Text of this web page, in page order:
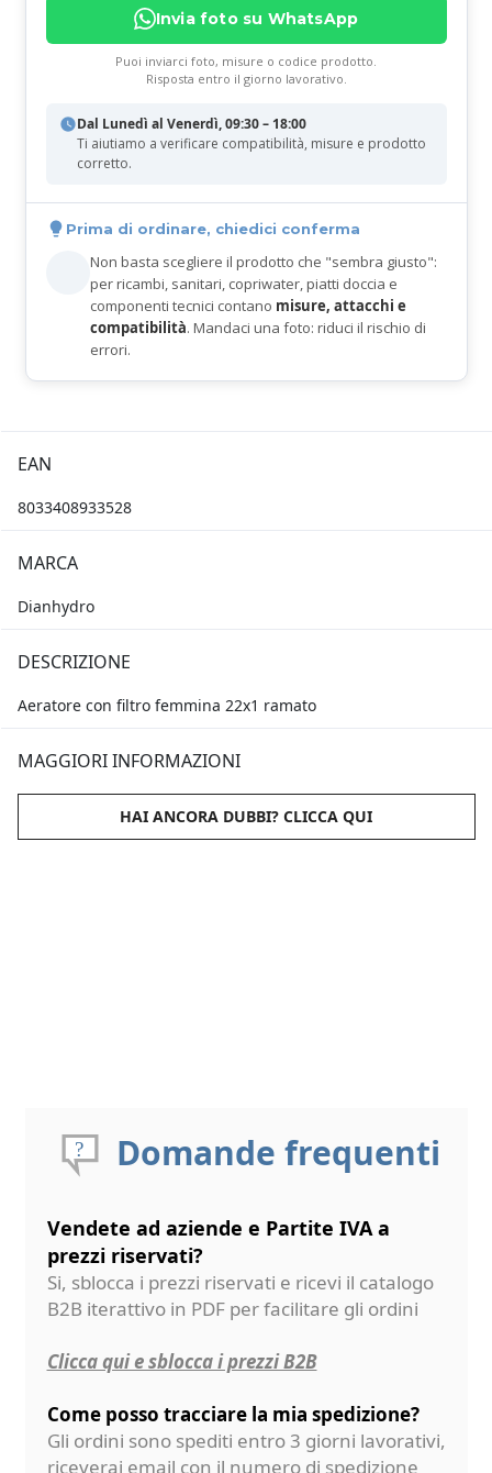
Invia foto su WhatsApp
Puoi inviarci foto, misure o codice prodotto.
Risposta entro il giorno lavorativo.
Dal Lunedì al Venerdì, 09:30 – 18:00
Ti aiutiamo a verificare compatibilità, misure e prodotto
corretto.
Prima di ordinare, chiedici conferma
Non basta scegliere il prodotto che "sembra giusto":
per ricambi, sanitari, copriwater, piatti doccia e
componenti tecnici contano misure, attacchi e
compatibilità. Mandaci una foto: riduci il rischio di
errori.
EAN
8033408933528
MARCA
Dianhydro
DESCRIZIONE
Aeratore con filtro femmina 22x1 ramato
MAGGIORI INFORMAZIONI
HAI ANCORA DUBBI? CLICCA QUI
Domande frequenti
Vendete ad aziende e Partite IVA a
prezzi riservati?
Si, sblocca i prezzi riservati e ricevi il catalogo
B2B iterattivo in PDF per facilitare gli ordini
Clicca qui e sblocca i prezzi B2B
Come posso tracciare la mia spedizione?
Gli ordini sono spediti entro 3 giorni lavorativi,
riceverai email con il numero di spedizione